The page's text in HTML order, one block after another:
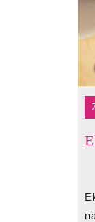
Eko zabawki Jak powszechnie wiadomo, wszyscy rodzice pragną, by ich dziecko miało